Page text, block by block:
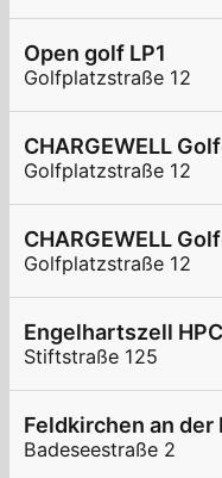
Open golf LP1
Golfplatzstraße 12
CHARGEWELL
Golfplatzstraße 12
CHARGEWELL
Golfplatzstraße 12
Engelhartszell HPC
Stiftstraße 125
Feldkirchen an der
Badeseestraße 2